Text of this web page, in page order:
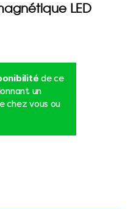
LED
de ce
un
chez vous ou